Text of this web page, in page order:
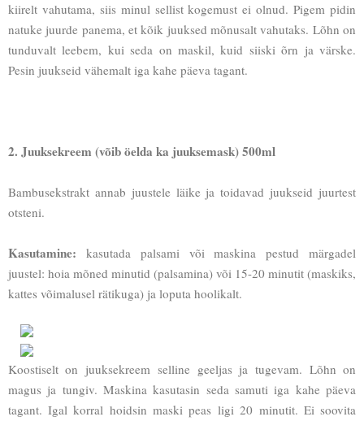
kiirelt vahutama, siis minul sellist kogemust ei olnud. Pigem pidin
natuke juurde panema, et kõik juuksed mõnusalt vahutaks. Lõhn on
tunduvalt leebem, kui seda on maskil, kuid siiski õrn ja värske.
Pesin juukseid vähemalt iga kahe päeva tagant.
2. Juuksekreem (võib öelda ka juuksemask) 500ml
Bambusekstrakt annab juustele läike ja toidavad juukseid juurtest
otsteni.
Kasutamine: kasutada palsami või maskina pestud märgadel
juustel: hoia mõned minutid (palsamina) või 15-20 minutit (maskiks,
kattes võimalusel rätikuga) ja loputa hoolikalt.
Koostiselt on juuksekreem selline geeljas ja tugevam. Lõhn on
magus ja tungiv. Maskina kasutasin seda samuti iga kahe päeva
tagant. Igal korral hoidsin maski peas ligi 20 minutit. Ei soovita